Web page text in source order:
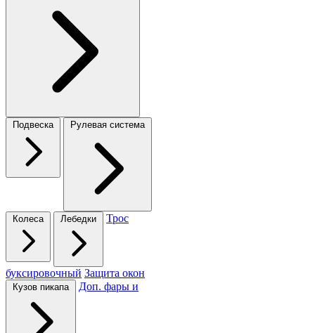
Подвеска Рулевая система
Колеса Лебедки Трос
буксировочный Защита окон
Кузов пикапа Доп. фары и